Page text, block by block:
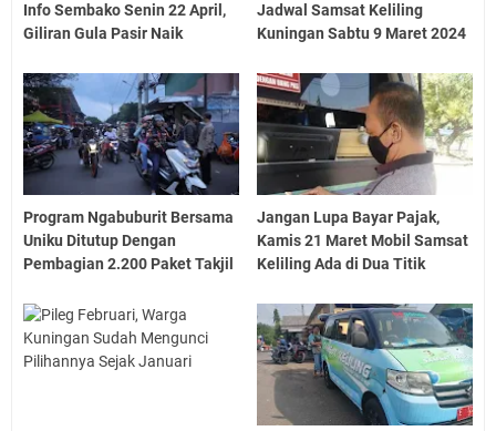
Info Sembako Senin 22 April,
Giliran Gula Pasir Naik
Jadwal Samsat Keliling
Kuningan Sabtu 9 Maret 2024
Program Ngabuburit Bersama
Uniku Ditutup Dengan
Pembagian 2.200 Paket Takjil
Jangan Lupa Bayar Pajak,
Kamis 21 Maret Mobil Samsat
Keliling Ada di Dua Titik